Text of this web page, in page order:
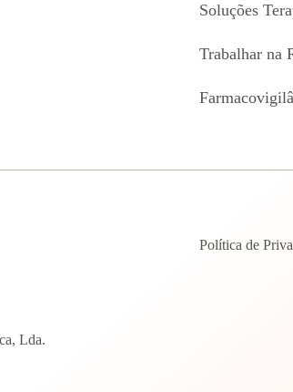
Soluções
Trabalhar na
Política de
Lda.